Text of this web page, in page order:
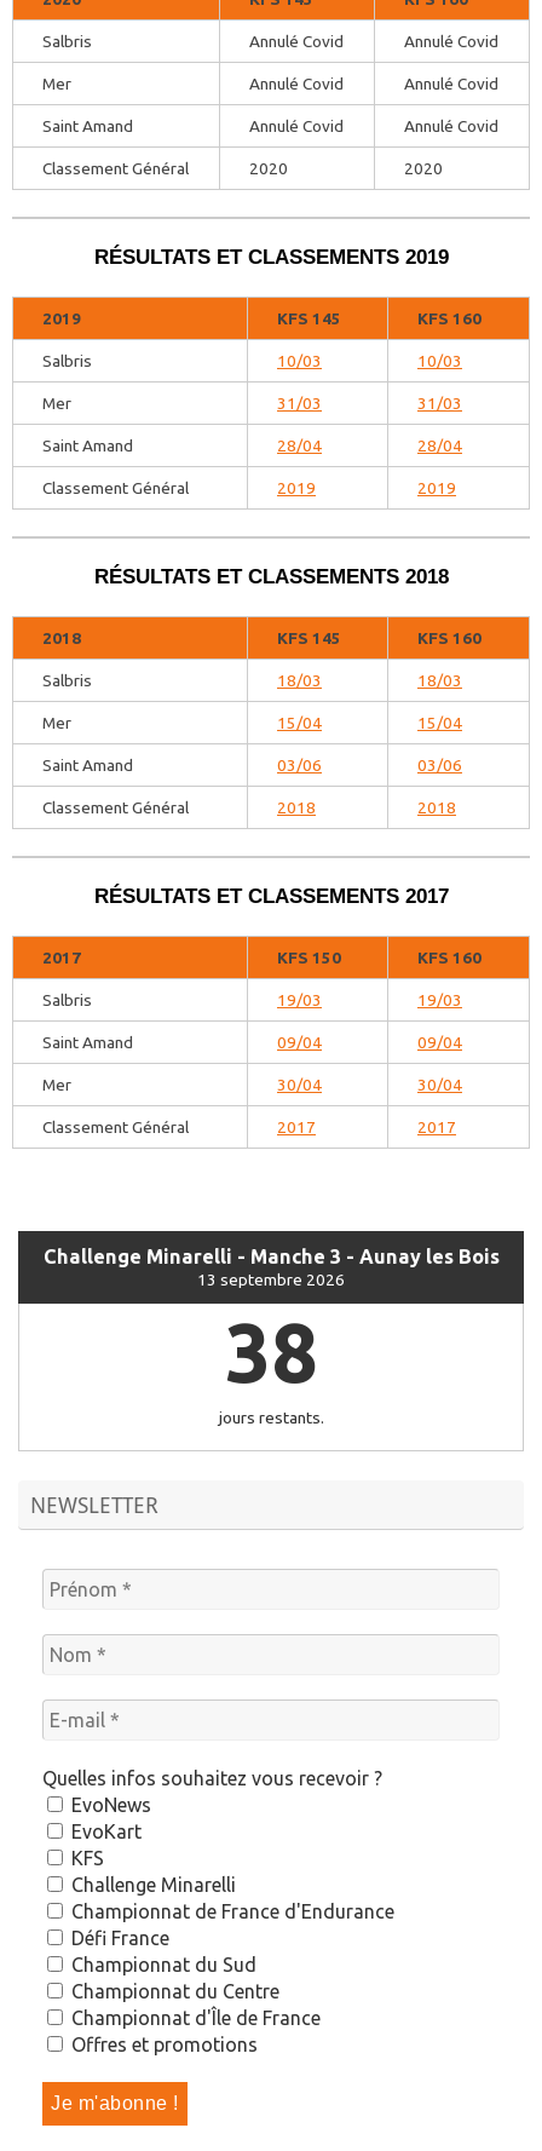
Salbris Annulé Covid Annulé Covid
Mer Annulé Covid Annulé Covid
Saint Amand Annulé Covid Annulé Covid
Classement Général 2020 2020
RÉSULTATS ET CLASSEMENTS 2019
2019 KFS 145 KFS 160
Salbris 10/03 10/03
Mer 31/03 31/03
Saint Amand 28/04 28/04
Classement Général 2019 2019
RÉSULTATS ET CLASSEMENTS 2018
2018 KFS 145 KFS 160
Salbris 18/03 18/03
Mer 15/04 15/04
Saint Amand 03/06 03/06
Classement Général 2018 2018
RÉSULTATS ET CLASSEMENTS 2017
2017 KFS 150 KFS 160
Salbris 19/03 19/03
Saint Amand 09/04 09/04
Mer 30/04 30/04
Classement Général 2017 2017
Challenge Minarelli - Manche 3 - Aunay les Bois
13 septembre 2026
38
jours restants.
NEWSLETTER
Quelles infos souhaitez vous recevoir ?
EvoNews
EvoKart
KFS
Challenge Minarelli
Championnat de France d'Endurance
Défi France
Championnat du Sud
Championnat du Centre
Championnat d'Île de France
Offres et promotions